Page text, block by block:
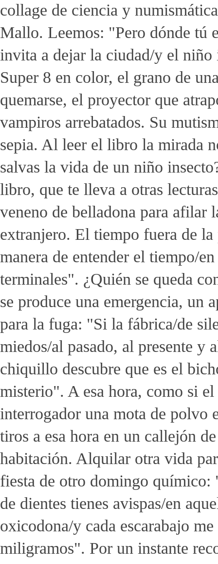
collage de ciencia y
Mallo. Leemos: "Pero dónde tú
invita a dejar la ciudad/y el niño
Super 8 en color, el grano de
quemarse, el proyector que
vampiros arrebatados. Su
sepia. Al leer el libro la mirada
salvas la vida de un niño
libro, que te lleva a otras
veneno de belladona para afilar
extranjero. El tiempo fuera de
manera de entender el tiempo/
terminales". ¿Quién se queda
se produce una emergencia, un
para la fuga: "Si la fábrica/de
miedos/al pasado, al presente
chiquillo descubre que es el
misterio". A esa hora, como si
interrogador una mota de polvo
tiros a esa hora en un callejón
habitación. Alquilar otra vida
fiesta de otro domingo
de dientes tienes avispas/en
oxicodona/y cada escarabajo
miligramos". Por un instante